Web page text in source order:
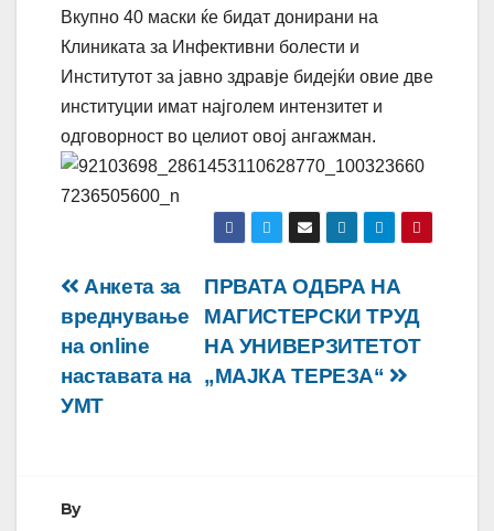
Вкупно 40 маски ќе бидат донирани на
Клиниката за Инфективни болести и
Институтот за јавно здравје бидејќи овие две
институции имат најголем интензитет и
одговорност во целиот овој ангажман.
Навигација
на
напис
ПРВАТА ОДБРА НА
МАГИСТЕРСКИ ТРУД
НА УНИВЕРЗИТЕТОТ
„МАЈКА ТЕРЕЗА“
Анкета за
вреднување
на online
наставата на
УМТ
By